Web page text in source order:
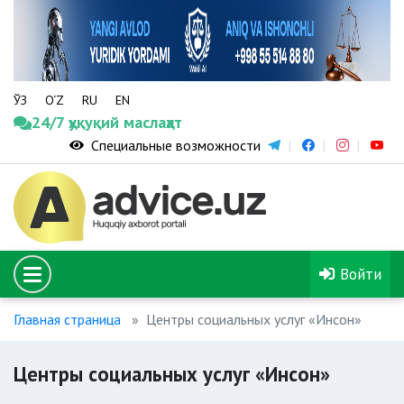
ЎЗ O‘Z RU EN
24/7 ҳуқуқий маслаҳат
Специальные возможности
Войти
Главная страница Центры социальных услуг «Инсон»
Центры социальных услуг «Инсон»